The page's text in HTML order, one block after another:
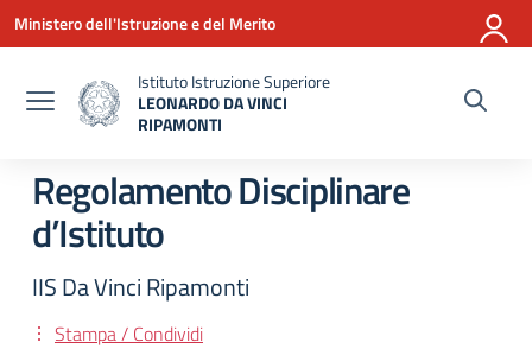
Vai ai contenuti
Vai al menu di navigazione
Vai al footer
Ministero dell'Istruzione e del Merito
Istituto Istruzione Superiore
LEONARDO DA VINCI
RIPAMONTI
Regolamento Disciplinare
d’Istituto
IIS Da Vinci Ripamonti
Stampa / Condividi